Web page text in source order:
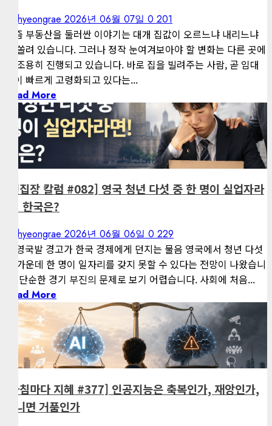
kimhyeongrae 2026년 06월 07일 0 201
요즘 부동산을 둘러싼 이야기는 대개 집값이 오르느냐 내리느냐
에 쏠려 있습니다. 그러나 정작 눈여겨보아야 할 변화는 다른 곳에
서 조용히 진행되고 있습니다. 바로 집을 빌려주는 사람, 곧 임대
인이 빠르게 고령화되고 있다는...
Read More
1 minute read
게재된 글
편집장 칼럼
[편집장 칼럼 #082] 영국 청년 다섯 중 한 명이 실업자라
면! 한국은?
kimhyeongrae 2026년 06월 06일 0 229
— 영국발 경고가 한국 경제에게 던지는 물음 영국에서 청년 다섯
명 가운데 한 명이 일자리를 갖지 못할 수 있다는 전망이 나왔습니
다. 단순한 경기 부진의 문제로 보기 어렵습니다. 사회에 처음...
Read More
1 minute read
게재된 글
아침마다 지혜
[아침마다 지혜 #377] 인공지능은 축복인가, 재앙인가,
아니면 거품인가